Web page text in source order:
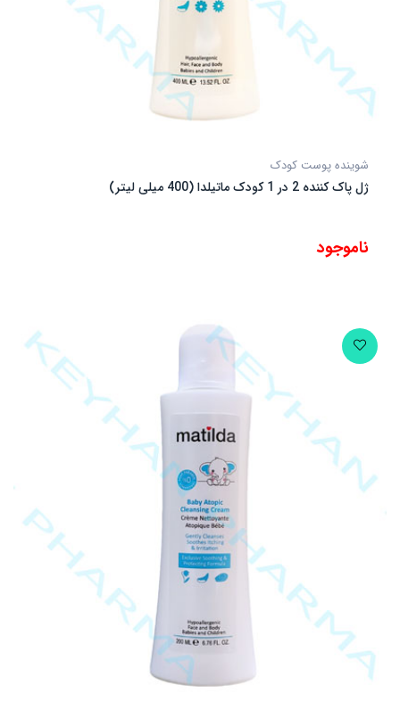
شوینده پوست کودک
ژل پاک کننده 2 در 1 کودک ماتیلدا (400 میلی لیتر)
ناموجود